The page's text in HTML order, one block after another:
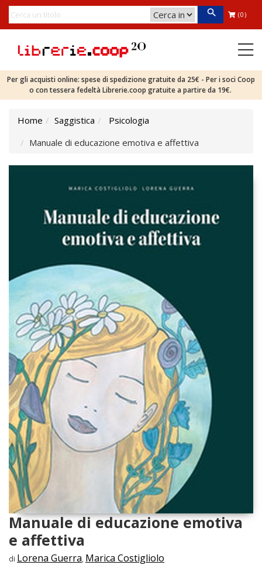
(0)
Per gli acquisti online: spese di spedizione gratuite da 25€ - Per i soci Coop
o con tessera fedeltà Librerie.coop gratuite a partire da 19€.
Home Saggistica
Psicologia
Manuale di educazione emotiva e affettiva
Manuale di educazione emotiva
e affettiva
di Lorena Guerra, Marica Costigliolo